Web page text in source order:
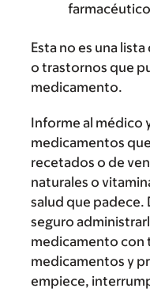
Esta no es una
o trastornos que
medicamento.
Informe al médico
medicamentos
recetados o de
naturales o
salud que padece.
seguro
medicamento con
medicamentos y
empiece,